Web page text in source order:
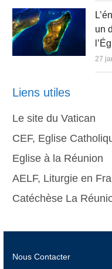
un
27
Liens utiles
Le site du Vatican
CEF, Eglise
Eglise à la Réunion
AELF, Liturgie en
Catéchèse La
Nous Contacter